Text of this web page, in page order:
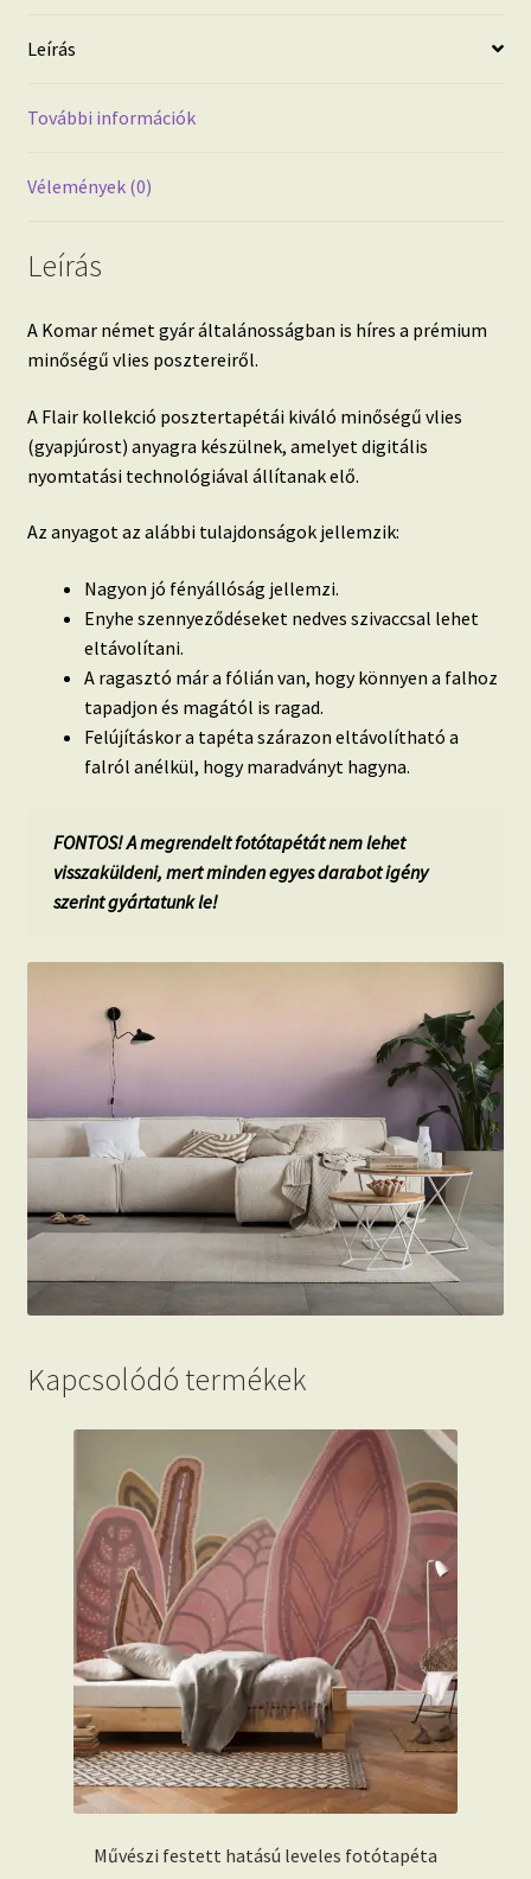
Leírás
További információk
Vélemények (0)
Leírás
A Komar német gyár általánosságban is híres a prémium
minőségű vlies posztereiről.
A Flair kollekció posztertapétái kiváló minőségű vlies
(gyapjúrost) anyagra készülnek, amelyet digitális
nyomtatási technológiával állítanak elő.
Az anyagot az alábbi tulajdonságok jellemzik:
Nagyon jó fényállóság jellemzi.
Enyhe szennyeződéseket nedves szivaccsal lehet
eltávolítani.
A ragasztó már a fólián van, hogy könnyen a falhoz
tapadjon és magától is ragad.
Felújításkor a tapéta szárazon eltávolítható a
falról anélkül, hogy maradványt hagyna.
FONTOS! A megrendelt fotótapétát nem lehet
visszaküldeni, mert minden egyes darabot igény
szerint gyártatunk le!
Kapcsolódó termékek
Művészi festett hatású leveles fotótapéta